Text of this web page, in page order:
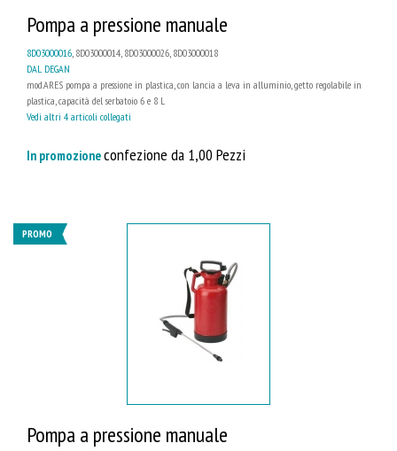
Pompa a pressione manuale
8D03000016, 8D03000014, 8D03000026, 8D03000018
DAL DEGAN
mod.ARES pompa a pressione in plastica, con lancia a leva in alluminio, getto regolabile in
plastica, capacità del serbatoio 6 e 8 L
Vedi altri 4 articoli collegati
In promozioneconfezione da 1,00 Pezzi
PROMO
Pompa a pressione manuale